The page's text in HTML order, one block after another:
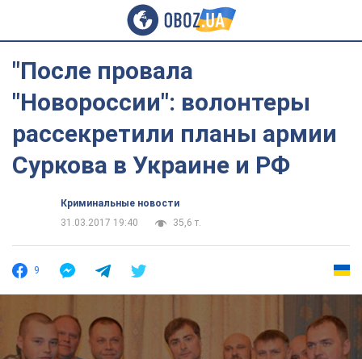
"После провала
"Новороссии": волонтеры
рассекретили планы армии
Суркова в Украине и РФ
Криминальные новости
31.03.2017 19:40
35,6 т.
9